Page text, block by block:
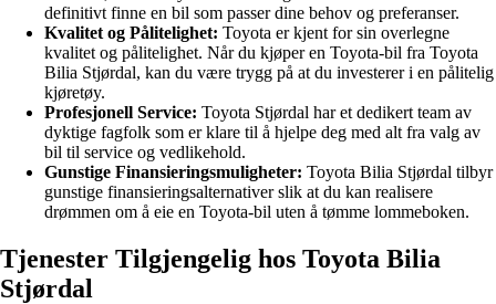
definitivt finne en bil som passer dine behov og preferanser.
Kvalitet og Pålitelighet: Toyota er kjent for sin overlegne
kvalitet og pålitelighet. Når du kjøper en Toyota-bil fra Toyota
Bilia Stjørdal, kan du være trygg på at du investerer i en pålitelig
kjøretøy.
Profesjonell Service: Toyota Stjørdal har et dedikert team av
dyktige fagfolk som er klare til å hjelpe deg med alt fra valg av
bil til service og vedlikehold.
Gunstige Finansieringsmuligheter: Toyota Bilia Stjørdal tilbyr
gunstige finansieringsalternativer slik at du kan realisere
drømmen om å eie en Toyota-bil uten å tømme lommeboken.
Tjenester Tilgjengelig hos Toyota Bilia
Stjørdal